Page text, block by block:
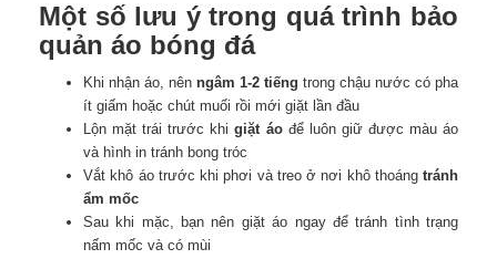
Một số lưu ý trong quá trình bảo
quản áo bóng đá
Khi nhận áo, nên ngâm 1-2 tiếng trong chậu nước có pha
ít giấm hoặc chút muối rồi mới giặt lần đầu
Lộn mặt trái trước khigiặt áođể luôn giữ được màu áo
và hình in tránh bong tróc
Vắt khô áo trước khi phơi và treo ở nơi khô thoáng tránh
ẩm mốc
Sau khi mặc, bạn nên giặt áo ngay để tránh tình trạng
nấm mốc và có mùi